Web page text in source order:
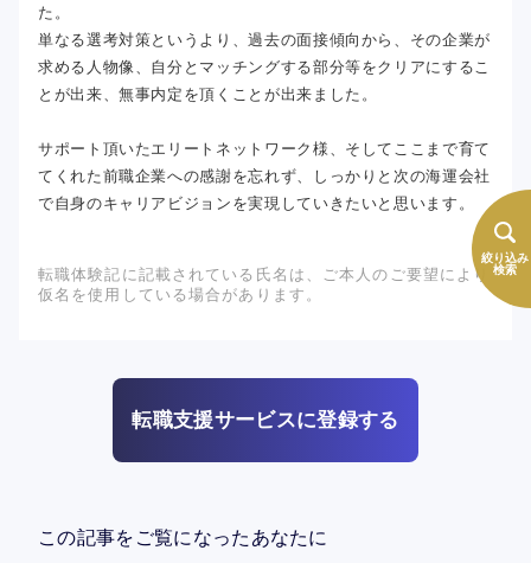
絞り込み
検索
た。
単なる選考対策というより、過去の面接傾向から、その企業が
求める人物像、自分とマッチングする部分等をクリアにするこ
とが出来、無事内定を頂くことが出来ました。
サポート頂いたエリートネットワーク様、そしてここまで育て
てくれた前職企業への感謝を忘れず、しっかりと次の海運会社
で自身のキャリアビジョンを実現していきたいと思います。
転職体験記に記載されている氏名は、ご本人のご要望により
仮名を使用している場合があります。
転職支援サービスに登録する
この記事をご覧になったあなたに